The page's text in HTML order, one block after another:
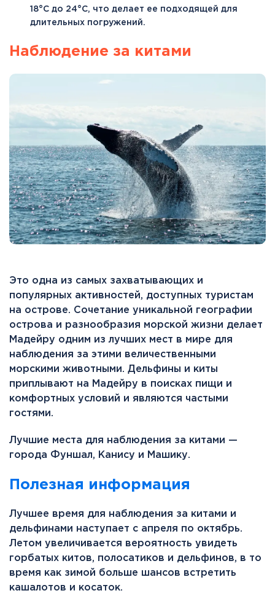
18°C до 24°C, что делает ее подходящей для
длительных погружений.
Наблюдение за китами
Это одна из самых захватывающих и
популярных активностей, доступных туристам
на острове. Сочетание уникальной географии
острова и разнообразия морской жизни делает
Мадейру одним из лучших мест в мире для
наблюдения за этими величественными
морскими животными. Дельфины и киты
приплывают на Мадейру в поисках пищи и
комфортных условий и являются частыми
гостями.
Лучшие места для наблюдения за китами —
города Фуншал, Канису и Машику.
Полезная информация
Лучшее время для наблюдения за китами и
дельфинами наступает с апреля по октябрь.
Летом увеличивается вероятность увидеть
горбатых китов, полосатиков и дельфинов, в то
время как зимой больше шансов встретить
кашалотов и косаток.